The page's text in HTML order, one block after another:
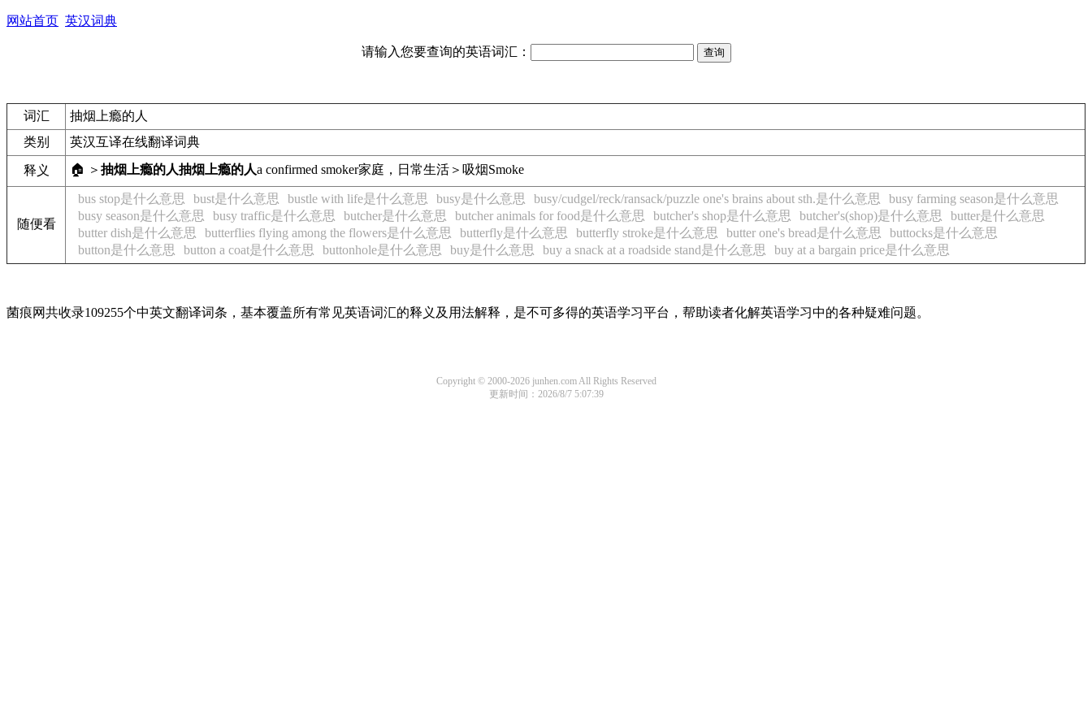
网站首页 英汉词典
请输入您要查询的英语词汇：
词汇
抽烟上瘾的人
类别
英汉互译在线翻译词典
释义 🏠 ＞ 抽烟上瘾的人抽烟上瘾的人a confirmed smoker家庭，日常生活＞吸烟Smoke
随便看
bus stop是什么意思 bust是什么意思 bustle with life是什么意思 busy是什么意思 busy/cudgel/reck/ransack/puzzle one's brains about sth.是什么意思
busy farming season是什么意思
busy season是什么意思
busy traffic是什么意思 butcher是什么意思 butcher animals for food是什么意思 butcher's shop是什么意思 butcher's(shop)是什么意思
butter是什么意思
butter dish是什么意思
butterflies flying among the flowers是什么意思 butterfly是什么意思 butterfly stroke是什么意思 butter one's bread是什么意思
buttocks是什么意思
button是什么意思
button a coat是什么意思 buttonhole是什么意思 buy是什么意思 buy a snack at a roadside stand是什么意思 buy at a bargain price是什么意思
菌痕网共收录109255个中英文翻译词条，基本覆盖所有常见英语词汇的释义及用法解释，是不可多得的英语学习平台，帮助读者化解英语学习中的各种疑难问题。
Copyright © 2000-2026 junhen.com All Rights Reserved
更新时间：2026/8/7 5:07:39